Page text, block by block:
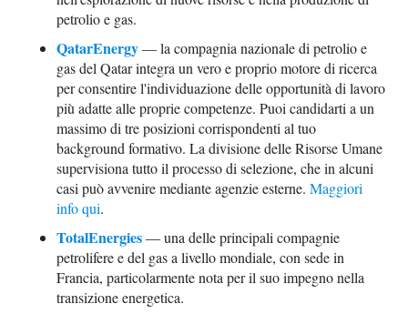
petrolio e gas.
QatarEnergy— la compagnia nazionale di petrolio e
gas del Qatar integra un vero e proprio motore di ricerca
per consentire l'individuazione delle opportunità di lavoro
più adatte alle proprie competenze. Puoi candidarti a un
massimo di tre posizioni corrispondenti al tuo
background formativo. La divisione delle Risorse Umane
supervisiona tutto il processo di selezione, che in alcuni
casi può avvenire mediante agenzie esterne.Maggiori
info qui.
TotalEnergies— una delle principali compagnie
petrolifere e del gas a livello mondiale, con sede in
Francia, particolarmente nota per il suo impegno nella
transizione energetica.